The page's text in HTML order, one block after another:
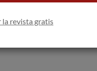
te enviaremos
la revista gratis